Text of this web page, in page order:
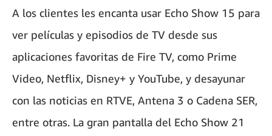
A los clientes les encanta usar Echo Show 15 para
ver películas y episodios de TV desde sus
aplicaciones favoritas de Fire TV, como Prime
Video, Netflix, Disney+ y YouTube, y desayunar
con las noticias en RTVE, Antena 3 o Cadena SER,
entre otras. La gran pantalla del Echo Show 21